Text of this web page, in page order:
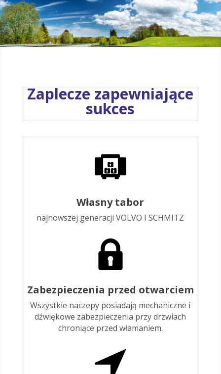
Zaplecze zapewniające
sukces
Własny tabor
najnowszej generacji VOLVO I SCHMITZ
Zabezpieczenia przed otwarciem
Wszystkie naczepy posiadają mechaniczne i
dźwiękowe zabezpieczenia przy drzwiach
chroniące przed włamaniem.